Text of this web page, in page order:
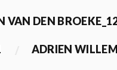
VAN DEN
ADRIEN